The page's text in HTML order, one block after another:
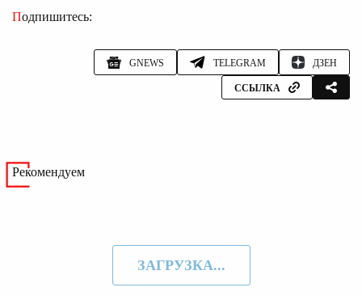
Подпишитесь:
GNEWS TELEGRAM ДЗЕН
ССЫЛКА
Рекомендуем
ЗАГРУЗКА...